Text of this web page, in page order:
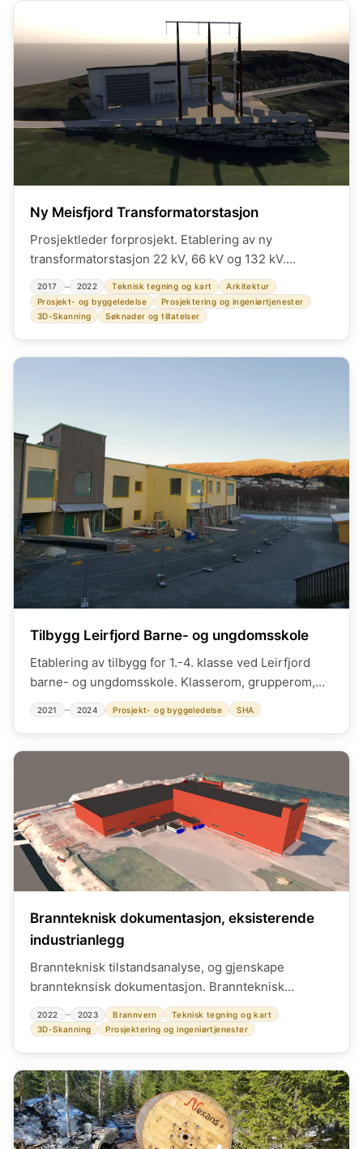
Ny Meisfjord Transformatorstasjon
Prosjektleder forprosjekt. Etablering av ny
transformatorstasjon 22 kV, 66 kV og 132 kV.
Regionalnett.
2017 – 2022 Teknisk tegning og kart
Arkitektur
Prosjekt- og byggeledelse
Prosjektering og ingeniørtjenester
3D-Skanning
Søknader og tillatelser
Tilbygg Leirfjord Barne- og ungdomsskole
Etablering av tilbygg for 1.-4. klasse ved Leirfjord
barne- og ungdomsskole. Klasserom, grupperom,
toaletter, garderober og SFO avdeling. Ca. 1200 m²
fordelt på to etasjer. Bistand offentlig anskaffelse,
2021 – 2024 Prosjekt- og byggeledelse SHA
Brannteknisk dokumentasjon, eksisterende
industrianlegg
Brannteknisk tilstandsanalyse, og gjenskape
brannteknsisk dokumentasjon. Brannteknisk
tilstandsrapport og oppdaterte branntegninger.
Etablere fullverdig 3D modell av hele
2022 – 2023 Brannvern
Teknisk tegning og kart
3D-Skanning
Prosjektering og ingeniørtjenester